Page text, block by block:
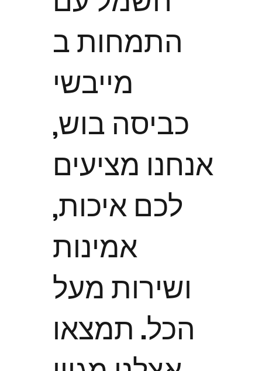
התמחות ב
מייבשי
כביסה בוש,
אנחנו מציעים
לכם איכות,
אמינות
ושירות מעל
הכל. תמצאו